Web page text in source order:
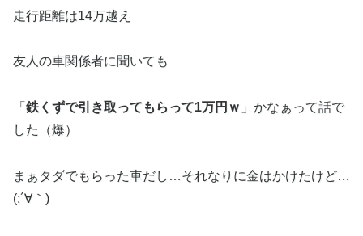
走行距離は14万越え
友人の車関係者に聞いても
「 鉄くずで引き取ってもらって1万円ｗ 」かなぁって話で
した（爆）
まぁタダでもらった車だし…それなりに金はかけたけど…
(;´∀｀)